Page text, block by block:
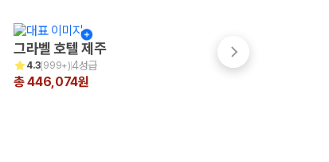
그라벨 호텔 제주
4.3(999+)4성급
총 446,074원
메종 글래드 제주
4.4